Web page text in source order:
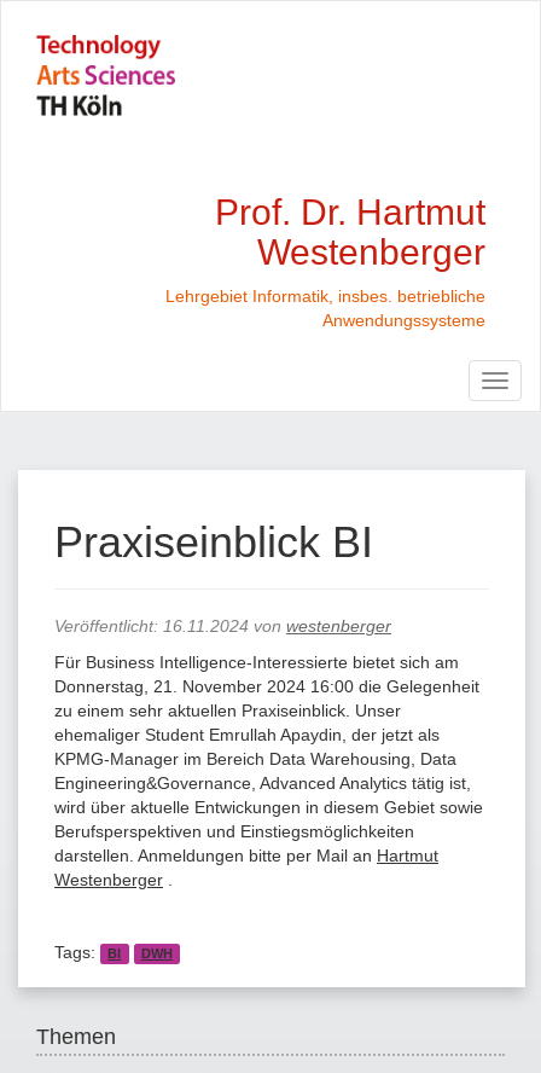
Prof. Dr. Hartmut
Westenberger
Lehrgebiet Informatik, insbes. betriebliche
Anwendungssysteme
Praxiseinblick BI
Veröffentlicht: 16.11.2024 von westenberger
Für Business Intelligence-Interessierte bietet sich am
Donnerstag, 21. November 2024 16:00 die Gelegenheit
zu einem sehr aktuellen Praxiseinblick. Unser
ehemaliger Student Emrullah Apaydin, der jetzt als
KPMG-Manager im Bereich Data Warehousing, Data
Engineering&Governance, Advanced Analytics tätig ist,
wird über aktuelle Entwickungen in diesem Gebiet sowie
Berufsperspektiven und Einstiegsmöglichkeiten
darstellen. Anmeldungen bitte per Mail an Hartmut
Westenberger
Tags: BI DWH
Themen